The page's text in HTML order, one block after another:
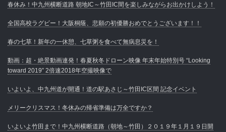
春休み！中九州横断道路 朝地IC～竹田IC間を楽しみながらお出かけしよう！
全国高校ラグビー！大阪桐蔭、悲願の初優勝おめでとうございます！！
春の七草！新年の一休憩、七草粥を食べて無病息災を！
動画：超・絶景動画連発！春夏秋冬ドローン映像 年末年始特別号 “Looking
toward 2019” 2倍速2018年空撮映像で
いよいよ、中九州道が開通！道の駅あさじ～竹田IC区間 記念イベント
メリークリスマス！冬休みの帰省準備は万全ですか？
いよいよ竹田まで！中九州横断道路（朝地～竹田）２０１９年１月１９日開